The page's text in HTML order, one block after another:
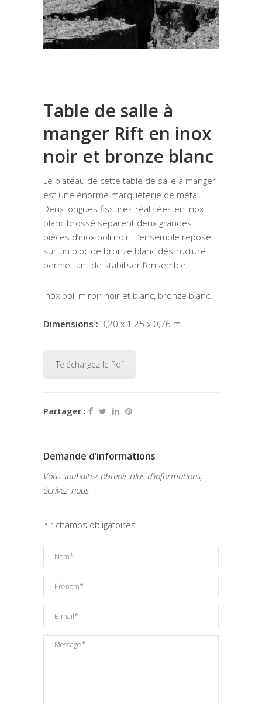
Table de salle à
manger Rift en inox
noir et bronze blanc
Le plateau de cette table de salle à manger
est une énorme marqueterie de métal.
Deux longues fissures réalisées en inox
blanc brossé séparent deux grandes
pièces d’inox poli noir. L’ensemble repose
sur un bloc de bronze blanc déstructuré
permettant de stabiliser l’ensemble.
Inox poli miroir noir et blanc, bronze blanc.
Dimensions : 3,20 x 1,25 x 0,76 m
Téléchargez le Pdf
Partager :
Demande d’informations
Vous souhaitez obtenir plus d’informations,
écrivez-nous
* : champs obligatoires